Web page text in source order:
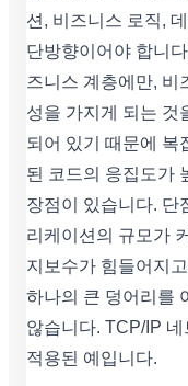
션, 비즈니스 로직,
단방향이어야 합니
즈니스 계층에만, 비
성을 가지게 되는 것
되어 있기 때문에 복
된 코드의 응집도가
장점이 있습니다. 단
리케이션의 규모가
지보수가 힘들어지
하나의 큰 덩어리를
않습니다. TCP/IP
적용된 예입니다.